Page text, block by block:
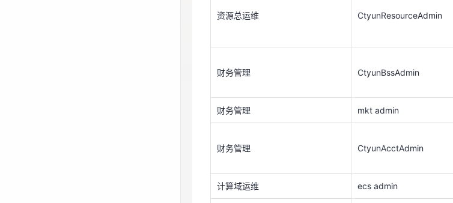
财务管理 CtyunAcctAdmin
计算域运维 ecs admin
网络域运维 vpc admin
网络域运维 elb admin
资源总运维 CtyunResourceAdmin
财务管理 CtyunBssAdmin
财务管理 mkt admin
财务管理 CtyunAcctAdmin
计算域运维 ecs admin